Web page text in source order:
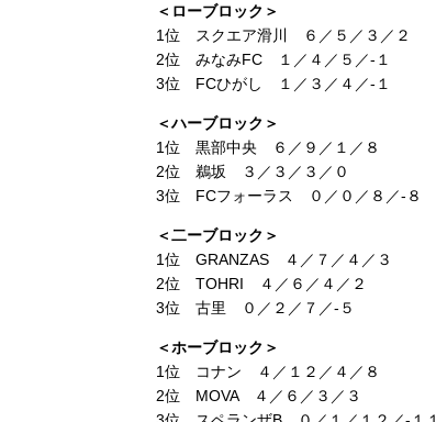
＜ローブロック＞
1位 スクエア滑川 ６／５／３／２
2位 みなみFC １／４／５／‐１
3位 FCひがし １／３／４／-１
＜ハーブロック＞
1位 黒部中央 ６／９／１／８
2位 鵜坂 ３／３／３／０
3位 FCフォーラス ０／０／８／-８
＜二ーブロック＞
1位 GRANZAS ４／７／４／３
2位 TOHRI ４／６／４／２
3位 古里 ０／２／７／-５
＜ホーブロック＞
1位 コナン ４／１２／４／８
2位 MOVA ４／６／３／３